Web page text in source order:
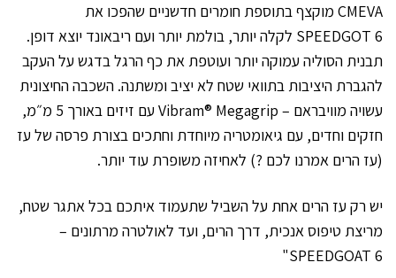
CMEVA מוקצף בתוספת חומרים חדשניים שהפכו את
SPEEDGOT 6 לקלה יותר, בולמת יותר ועם ריבאונד יוצא דופן.
תבנית הסוליה עמוקה יותר ועוטפת את כף הרגל בדגש על העקב
להגברת היציבות בתוואי שטח לא יציב ומשתנה. השכבה החיצונית
עשויה מוויבראם – Vibram® Megagrip עם זיזים באורך 5 מ״מ,
חזקים וחדים, עם גיאומטריה מיוחדת וחתכים בצורת פרסה של עז
(עז הרים אמרנו לכם ?) לאחיזה משופרת עוד יותר.
יש רק עז הרים אחת על השביל שתעמוד איתכם בכל אתגר שטח,
מריצת טיפוס אנכית, דרך הרים, ועד לאולטרה מרתונים –
SPEEDGOAT 6"